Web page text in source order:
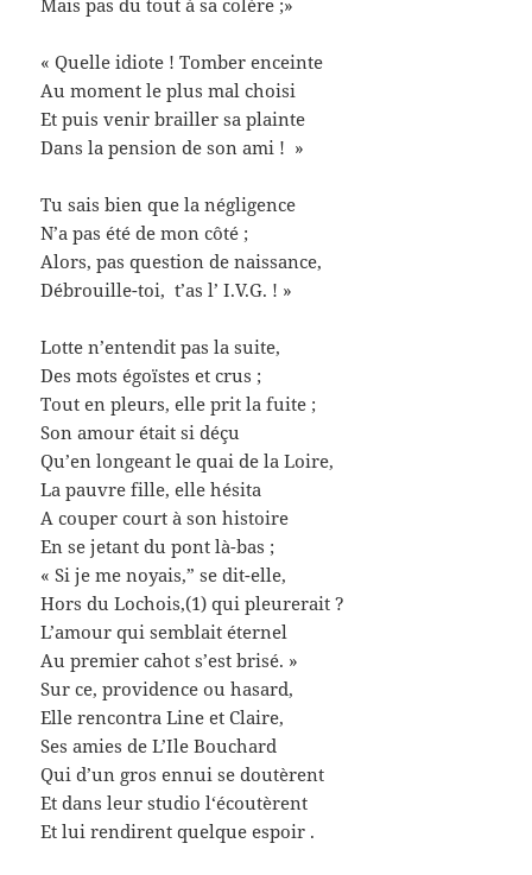
Mais pas du tout à sa colère ;»
« Quelle idiote ! Tomber enceinte
Au moment le plus mal choisi
Et puis venir brailler sa plainte
Dans la pension de son ami ! »
Tu sais bien que la négligence
N’a pas été de mon côté ;
Alors, pas question de naissance,
Débrouille-toi, t’as l’ I.V.G. ! »
Lotte n’entendit pas la suite,
Des mots égoïstes et crus ;
Tout en pleurs, elle prit la fuite ;
Son amour était si déçu
Qu’en longeant le quai de la Loire,
La pauvre fille, elle hésita
A couper court à son histoire
En se jetant du pont là-bas ;
« Si je me noyais,” se dit-elle,
Hors du Lochois,(1) qui pleurerait ?
L’amour qui semblait éternel
Au premier cahot s’est brisé. »
Sur ce, providence ou hasard,
Elle rencontra Line et Claire,
Ses amies de L’Ile Bouchard
Qui d’un gros ennui se doutèrent
Et dans leur studio l‘écoutèrent
Et lui rendirent quelque espoir .